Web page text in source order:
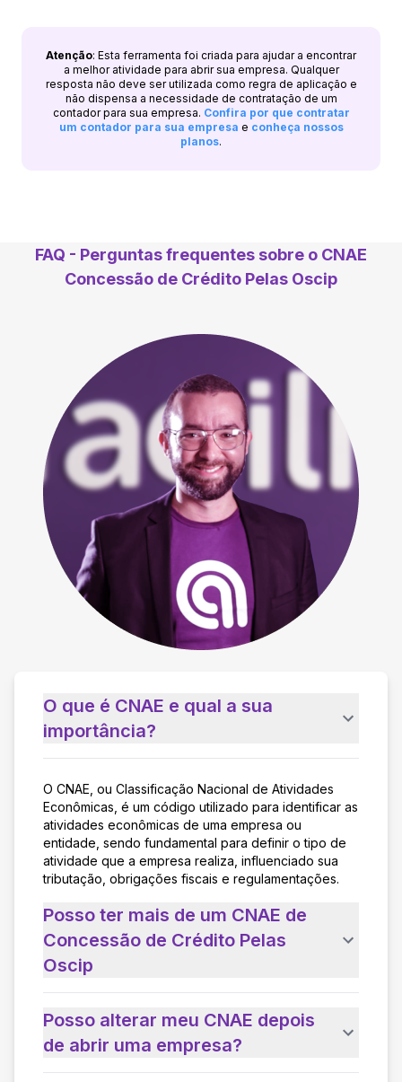
Atenção: Esta ferramenta foi criada para ajudar a encontrar
a melhor atividade para abrir sua empresa. Qualquer
resposta não deve ser utilizada como regra de aplicação e
não dispensa a necessidade de contratação de um
contador para sua empresa. Confira por que contratar
um contador para sua empresa e conheça nossos
planos.
FAQ - Perguntas frequentes sobre o CNAE
Concessão de Crédito Pelas Oscip
O que é CNAE e qual a sua
importância?
O CNAE, ou Classificação Nacional de Atividades
Econômicas, é um código utilizado para identificar as
atividades econômicas de uma empresa ou
entidade, sendo fundamental para definir o tipo de
atividade que a empresa realiza, influenciado sua
tributação, obrigações fiscais e regulamentações.
Posso ter mais de um CNAE de
Concessão de Crédito Pelas
Oscip
Posso alterar meu CNAE depois
de abrir uma empresa?